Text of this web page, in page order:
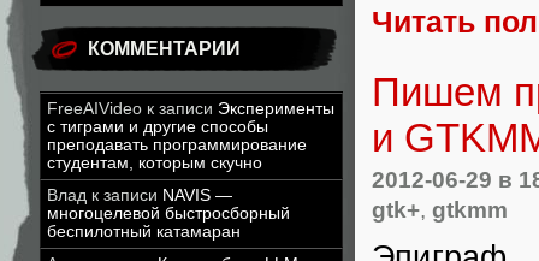
КОММЕНТАРИИ
FreeAIVideo к записи Эксперименты
с тиграми и другие способы
преподавать программирование
студентам, которым скучно
Влад к записи NAVIS —
многоцелевой быстросборный
беспилотный катамаран
Читать
Пишем
и
2012-06-29 в
gtk+, gtkmm